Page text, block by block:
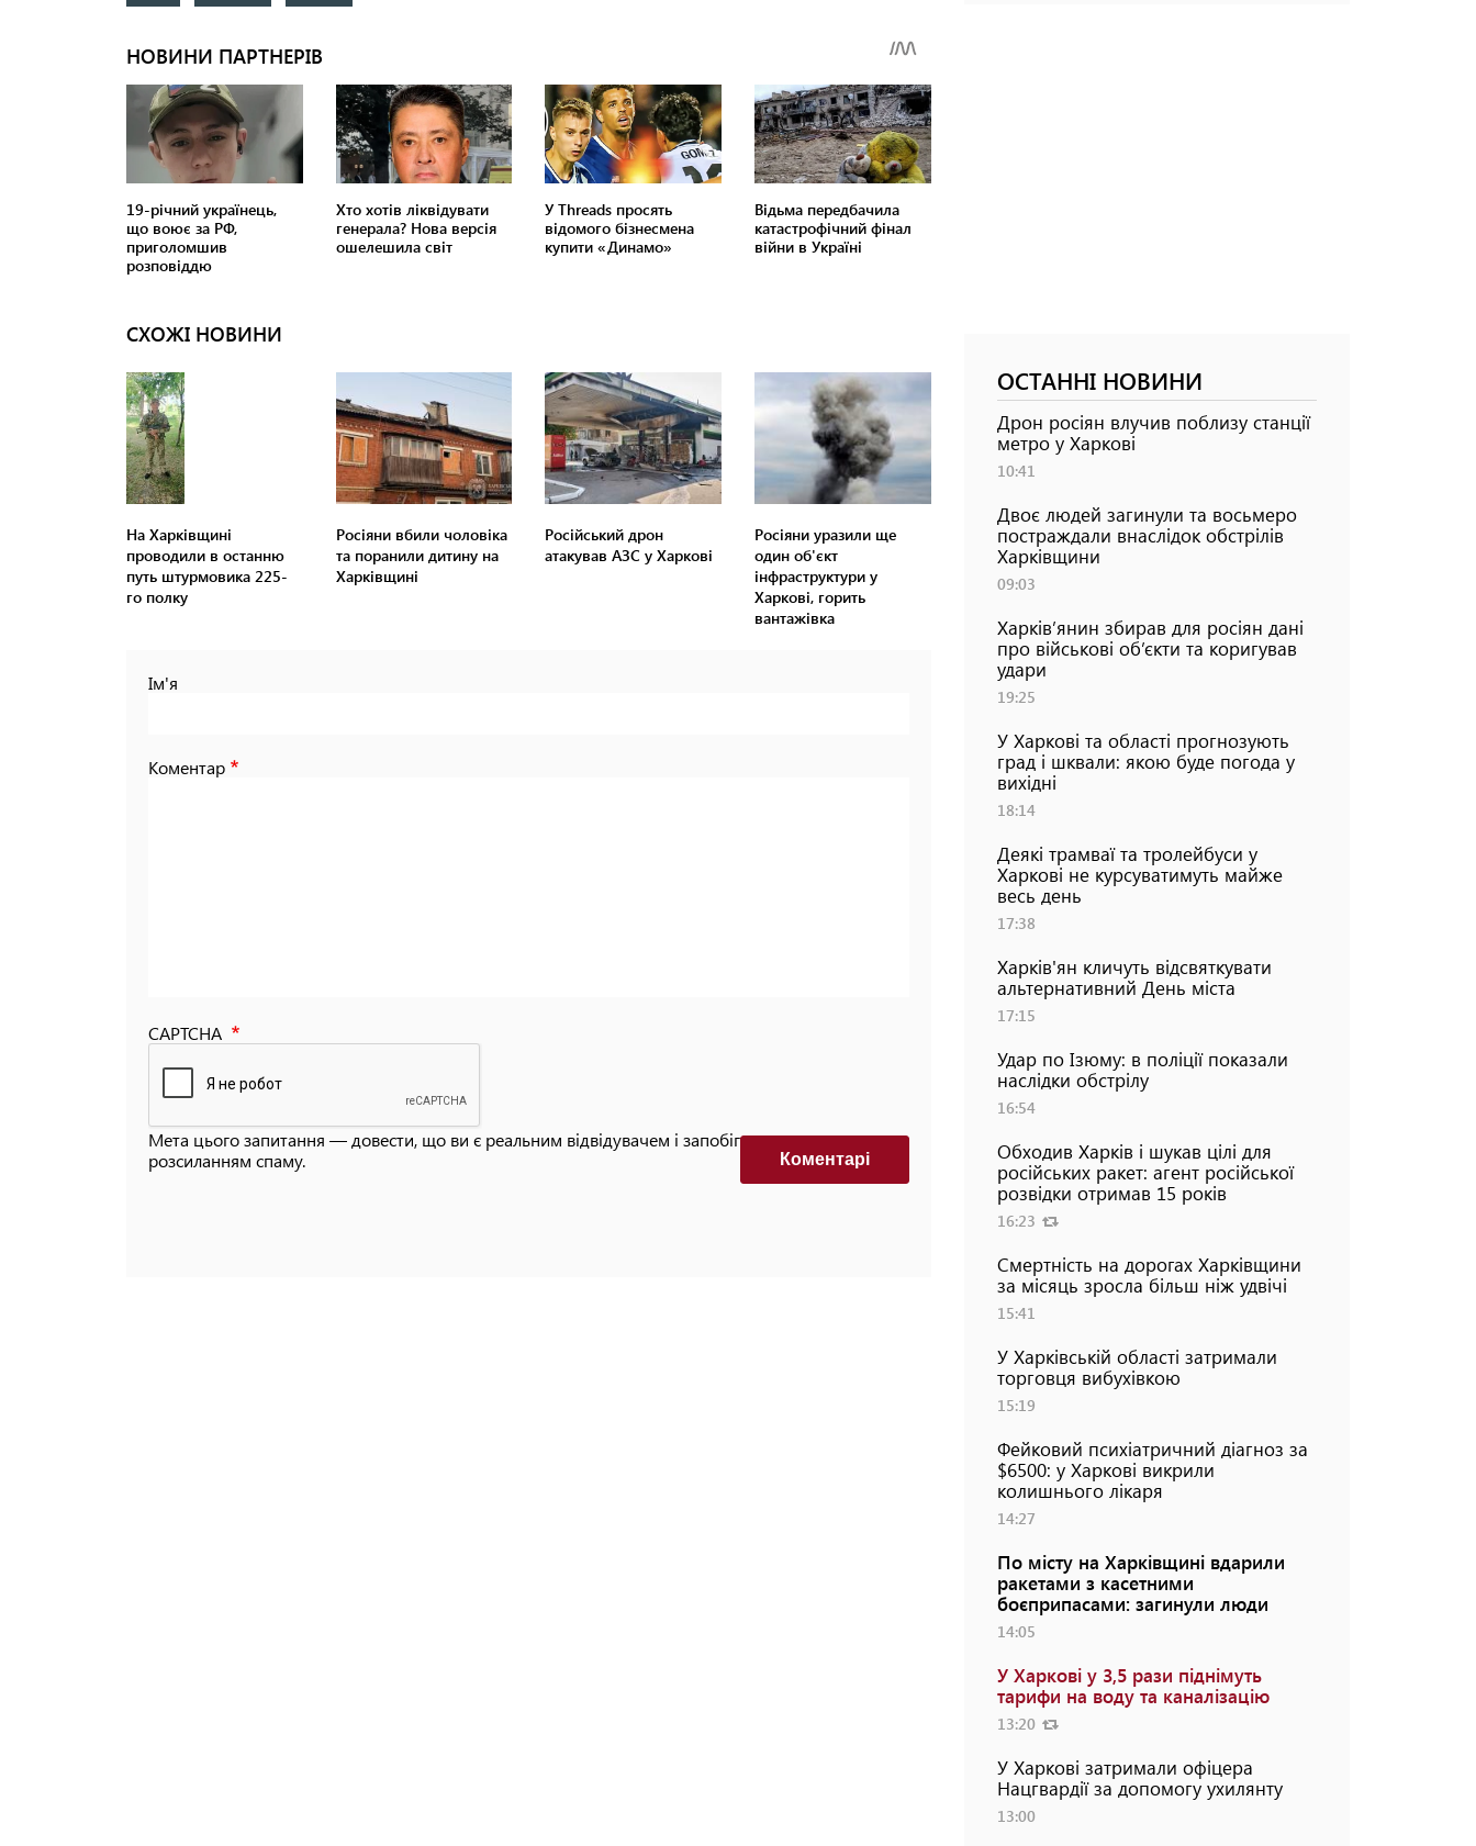
СХОЖІ НОВИНИ
На Харківщині
проводили в останню
путь штурмовика 225-
го полку
Росіяни вбили чоловіка
та поранили дитину на
Харківщині
Російський дрон
атакував АЗС у Харкові
Росіяни уразили ще
один об'єкт
інфраструктури у
Харкові, горить
вантажівка
Ім'я
Коментар
CAPTCHA
Мета цього запитання — довести, що ви є реальним відвідувачем і запобігти автоматизованим
розсиланням спаму.
Коментарi
ОСТАННІ НОВИНИ
Дрон росіян влучив поблизу станції
метро у Харкові
10:41
Двоє людей загинули та восьмеро
постраждали внаслідок обстрілів
Харківщини
09:03
Харків’янин збирав для росіян дані
про військові об’єкти та коригував
удари
19:25
У Харкові та області прогнозують
град і шквали: якою буде погода у
вихідні
18:14
Деякі трамваї та тролейбуси у
Харкові не курсуватимуть майже
весь день
17:38
Харків'ян кличуть відсвяткувати
альтернативний День міста
17:15
Удар по Ізюму: в поліції показали
наслідки обстрілу
16:54
Обходив Харків і шукав цілі для
російських ракет: агент російської
розвідки отримав 15 років
16:23
Смертність на дорогах Харківщини
за місяць зросла більш ніж удвічі
15:41
У Харківській області затримали
торговця вибухівкою
15:19
Фейковий психіатричний діагноз за
$6500: у Харкові викрили
колишнього лікаря
14:27
По місту на Харківщині вдарили
ракетами з касетними
боєприпасами: загинули люди
14:05
У Харкові у 3,5 рази піднімуть
тарифи на воду та каналізацію
13:20
У Харкові затримали офіцера
Нацгвардії за допомогу ухилянту
13:00